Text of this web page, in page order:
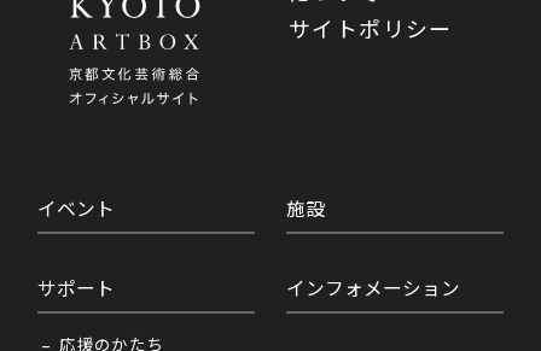
サイトポリシー
イベント
サポート
応援のかたち
施設
インフォメーション